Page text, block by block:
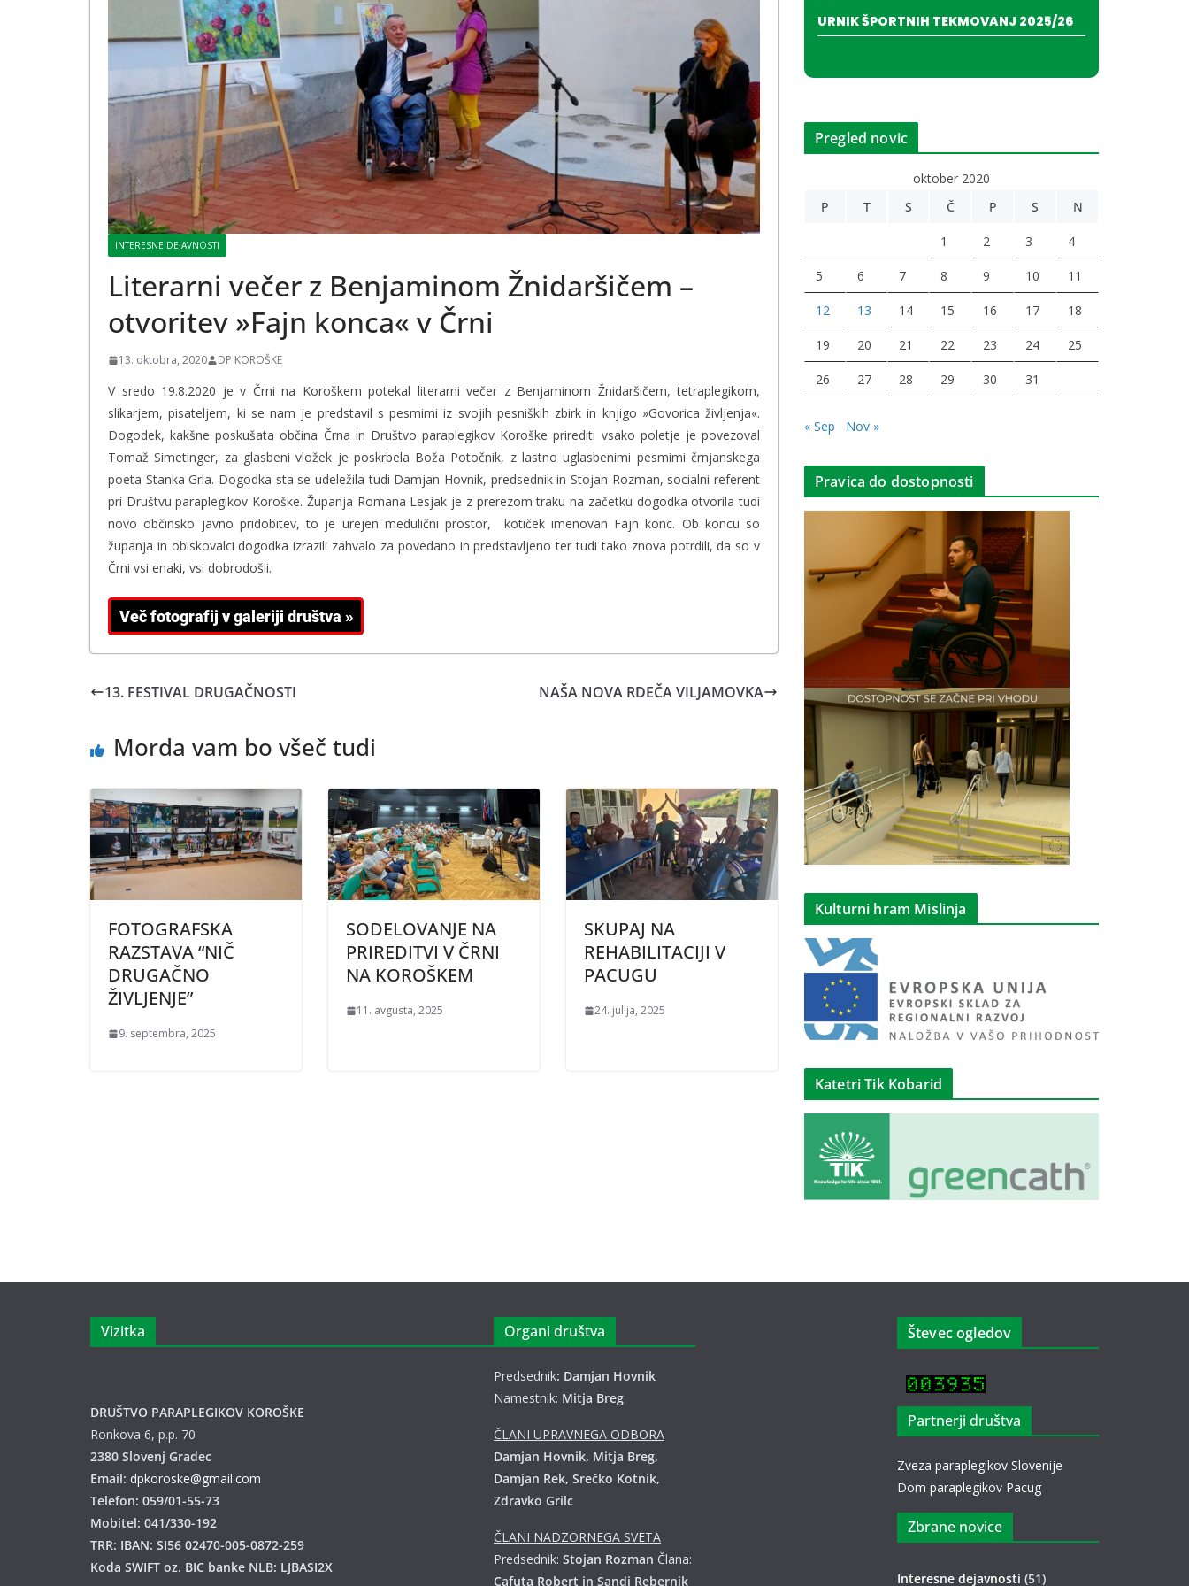
INTERESNE DEJAVNOSTI
Literarni večer z Benjaminom Žnidaršičem –
otvoritev »Fajn konca« v Črni
13. oktobra, 2020 DP KOROŠKE
V sredo 19.8.2020 je v Črni na Koroškem potekal literarni večer z Benjaminom Žnidaršičem, tetraplegikom,
slikarjem, pisateljem, ki se nam je predstavil s pesmimi iz svojih pesniških zbirk in knjigo »Govorica življenja«.
Dogodek, kakšne poskušata občina Črna in Društvo paraplegikov Koroške prirediti vsako poletje je povezoval
Tomaž Simetinger, za glasbeni vložek je poskrbela Boža Potočnik, z lastno uglasbenimi pesmimi črnjanskega
poeta Stanka Grla. Dogodka sta se udeležila tudi Damjan Hovnik, predsednik in Stojan Rozman, socialni referent
pri Društvu paraplegikov Koroške. Županja Romana Lesjak je z prerezom traku na začetku dogodka otvorila tudi
novo občinsko javno pridobitev, to je urejen medulični prostor, kotiček imenovan Fajn konc. Ob koncu so
županja in obiskovalci dogodka izrazili zahvalo za povedano in predstavljeno ter tudi tako znova potrdili, da so v
Črni vsi enaki, vsi dobrodošli.
13. FESTIVAL DRUGAČNOSTI NAŠA NOVA RDEČA VILJAMOVKA
Morda vam bo všeč tudi
FOTOGRAFSKA
RAZSTAVA “NIČ
DRUGAČNO
ŽIVLJENJE”
9. septembra, 2025
SODELOVANJE NA
PRIREDITVI V ČRNI
NA KOROŠKEM
11. avgusta, 2025
SKUPAJ NA
REHABILITACIJI V
PACUGU
24. julija, 2025
URNIK ŠPORTNIH TEKMOVANJ 2025/26
Pregled novic
oktober 2020
P
T S Č P S N
1 2 3 4
5 6 7 8 9 10 11
12 13 14 15 16 17 18
19 20 21 22 23 24 25
26 27 28 29 30 31
« Sep Nov »
Pravica do dostopnosti
Kulturni hram Mislinja
Katetri Tik Kobarid
Vizitka
DRUŠTVO PARAPLEGIKOV KOROŠKE
Ronkova 6, p.p. 70
2380 Slovenj Gradec
Email: dpkoroske@gmail.com
Telefon: 059/01-55-73
Mobitel: 041/330-192
TRR: IBAN: SI56 02470-005-0872-259
Koda SWIFT oz. BIC banke NLB: LJBASI2X
Organi društva
Predsednik: Damjan Hovnik
Namestnik: Mitja Breg
ČLANI UPRAVNEGA ODBORA
Damjan Hovnik, Mitja Breg,
Damjan Rek, Srečko Kotnik,
Zdravko Grilc
ČLANI NADZORNEGA SVETA
Predsednik: Stojan Rozman Člana:
Cafuta Robert in Sandi Rebernik
Števec ogledov
Partnerji društva
Zveza paraplegikov Slovenije
Dom paraplegikov Pacug
Zbrane novice
Interesne dejavnosti (51)